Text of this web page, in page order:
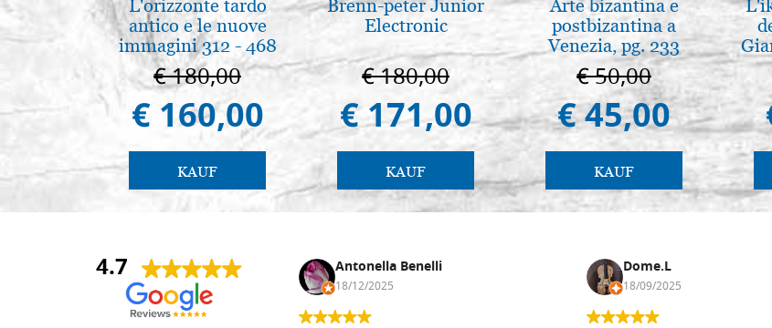
L'orizzonte tardo
antico e le nuove
immagini 312 - 468
€ 180,00
€ 160,00
KAUF
Brenn-peter Junior
Electronic
€ 180,00
€ 171,00
KAUF
Arte bizantina e
postbizantina a
Venezia, pg. 233
€ 50,00
€ 45,00
KAUF
4.7
Anna Maria Negri Antonella Benelli
18/12/2025
Dome.L
18/09/2025